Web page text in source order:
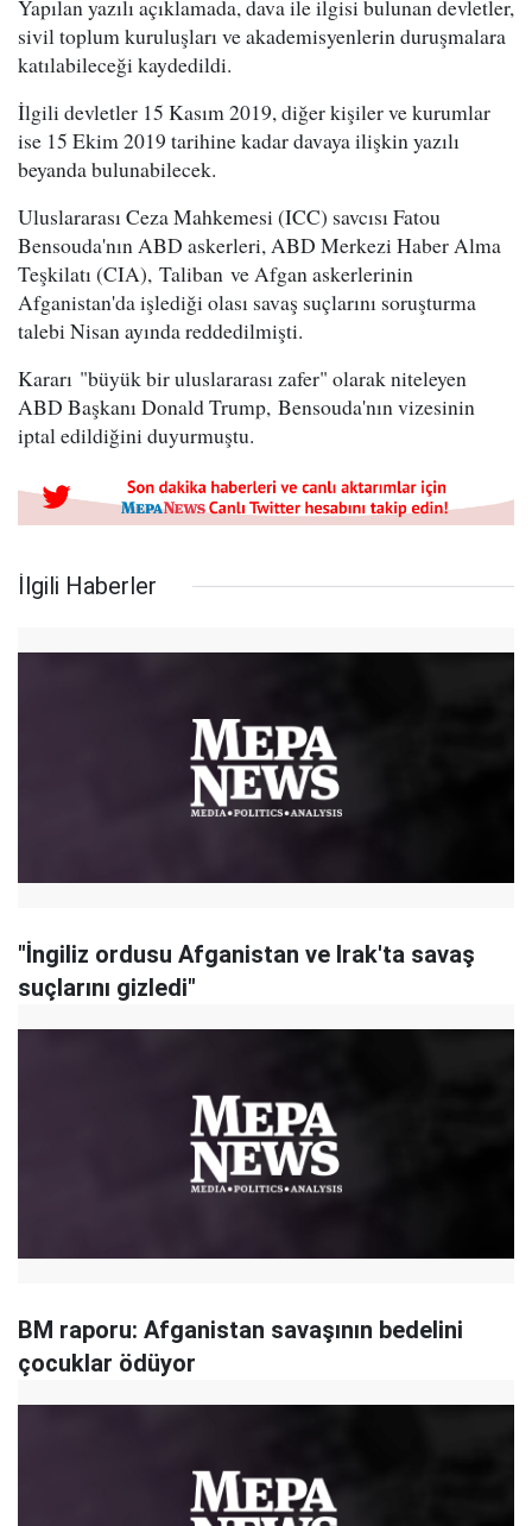
Yapılan yazılı açıklamada, dava ile ilgisi bulunan devletler,
sivil toplum kuruluşları ve akademisyenlerin duruşmalara
katılabileceği kaydedildi.
İlgili devletler 15 Kasım 2019, diğer kişiler ve kurumlar
ise 15 Ekim 2019 tarihine kadar davaya ilişkin yazılı
beyanda bulunabilecek.
Uluslararası Ceza Mahkemesi (ICC) savcısı Fatou
Bensouda'nın ABD askerleri, ABD Merkezi Haber Alma
Teşkilatı (CIA), Taliban ve Afgan askerlerinin
Afganistan'da işlediği olası savaş suçlarını soruşturma
talebi Nisan ayında reddedilmişti.
Kararı "büyük bir uluslararası zafer" olarak niteleyen
ABD Başkanı Donald Trump, Bensouda'nın vizesinin
iptal edildiğini duyurmuştu.
İlgili Haberler
"İngiliz ordusu Afganistan ve Irak'ta savaş
suçlarını gizledi"
BM raporu: Afganistan savaşının bedelini
çocuklar ödüyor